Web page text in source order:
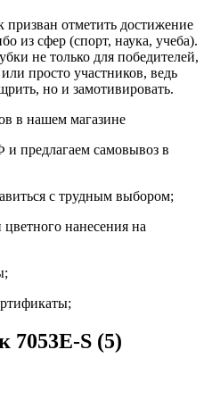
отметить достижение
из сфер (спорт, наука, учеба).
не только для победителей,
просто участников, ведь
но и замотивировать.
в нашем магазине
предлагаем самовывоз в
с трудным выбором;
нанесения на
7053E-S (5)